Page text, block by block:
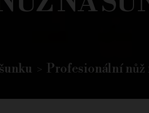
Profesionální nůž